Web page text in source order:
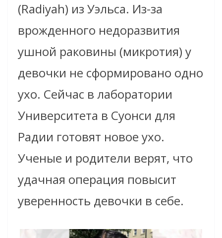
(Radiyah) из Уэльса. Из-за
врожденного недоразвития
ушной раковины (микротия) у
девочки не сформировано одно
ухо. Сейчас в лаборатории
Университета в Суонси для
Радии готовят новое ухо.
Ученые и родители верят, что
удачная операция повысит
уверенность девочки в себе.